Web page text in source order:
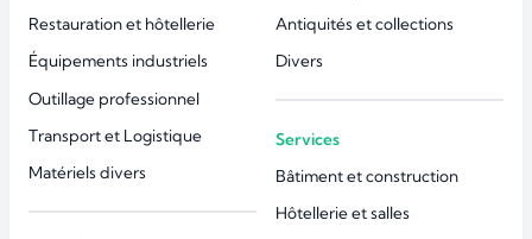
Restauration et hôtellerie
Équipements industriels
Outillage professionnel
Transport et Logistique
Matériels divers
Antiquités et collections
Divers
Services
Bâtiment et construction
Hôtellerie et salles